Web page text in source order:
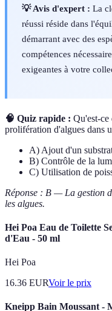
💡 Avis d'expert : La
réussi réside dans
démarrant avec des
compétences
exigeantes à votre
🧠 Quiz rapide : Qu'est-ce
prolifération d'algues dans
A) Ajout d'un
B) Contrôle de la
C) Utilisation de
Réponse : B — La gestion
les algues.
Hei Poa Eau de Toilette
d'Eau - 50 ml
Hei Poa
16.36 EURVoir le prix
Kneipp Bain Moussant -